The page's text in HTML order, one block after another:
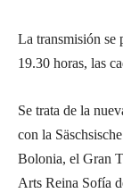
La transmisión se
19.30 horas, las
Se trata de la
con la
Bolonia, el Gran
Arts Reina Sofía